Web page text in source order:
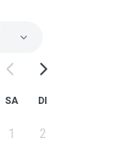
SA DI
1 2